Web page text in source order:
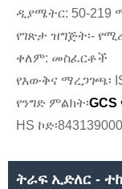
ዲያሜትር: 50-219
የገጽታ ዝግጅት፡-
ቀለም: መስፈርቶች
የእውቅና ማረጋገጫ፡
የንግድ ምልክት፡
HS
ትራፍ ኢድለር -